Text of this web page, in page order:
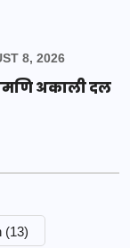
8, 2026
अकाली दल
(13)